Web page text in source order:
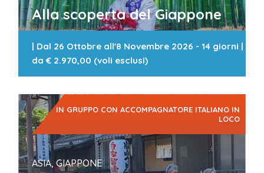
Alla scoperta del Giappone
| Dal 26 Ottobre all'8 Novembre 2026 - 14 giorni |
da€ 2.970,00 (voli esclusi)
IN GRUPPO CON ACCOMPAGNATORE ITALIANO IN
LOCO
ASIA, GIAPPONE